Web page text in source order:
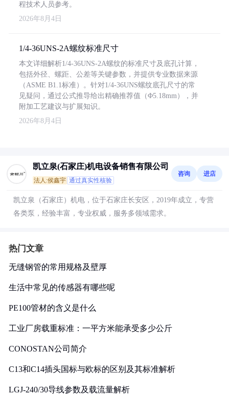
程技术人员参考。
2026年8月4日
1/4-36UNS-2A螺纹标准尺寸
本文详细解析1/4-36UNS-2A螺纹的标准尺寸及底孔计算，
包括外径、螺距、公差等关键参数，并提供专业数据来源
（ASME B1.1标准）。针对1/4-36UNS螺纹底孔尺寸的常
见疑问，通过公式推导给出精确推荐值（Φ5.18mm），并
附加工艺建议与扩展知识。
2026年8月4日
凯立泉(石家庄)机电设备销售有限公司
法人:侯鑫宇 通过真实性核验
咨询 进店
凯立泉（石家庄）机电，位于石家庄长安区，2019年成立，专营
各类泵，经验丰富，专业权威，服务多领域需求。
热门文章
无缝钢管的常用规格及壁厚
生活中常见的传感器有哪些呢
PE100管材的含义是什么
工业厂房载重标准：一平方米能承受多少公斤
CONOSTAN公司简介
C13和C14插头国标与欧标的区别及其标准解析
LGJ-240/30导线参数及载流量解析